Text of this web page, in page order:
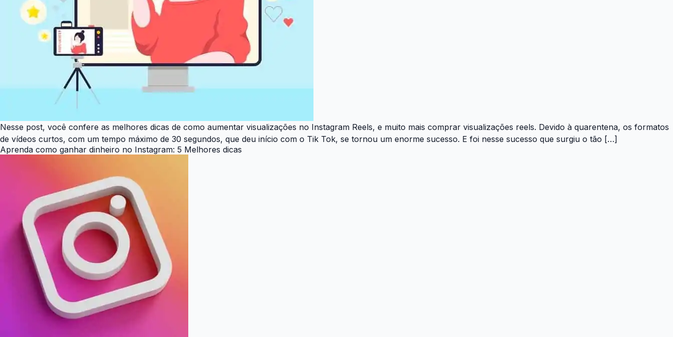
Nesse post, você confere as melhores dicas de como aumentar visualizações no Instagram Reels, e muito mais comprar visualizações reels. Devido à quarentena, os formatos
de vídeos curtos, com um tempo máximo de 30 segundos, que deu início com o Tik Tok, se tornou um enorme sucesso. E foi nesse sucesso que surgiu o tão […]
Aprenda como ganhar dinheiro no Instagram: 5 Melhores dicas